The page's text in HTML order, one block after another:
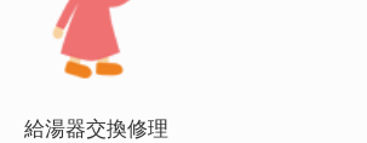
給湯器交換修理